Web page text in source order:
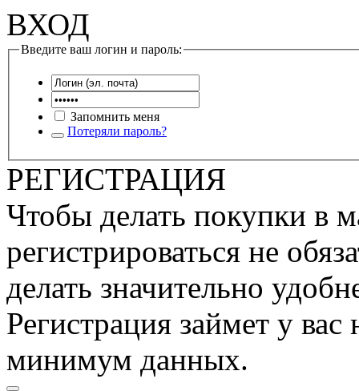
ВХОД
Введите ваш логин и пароль:
Запомнить меня
Потеряли пароль?
РЕГИСТРАЦИЯ
Чтобы делать покупки в
регистрироваться не
делать значительно
Регистрация займет у
минимум данных.